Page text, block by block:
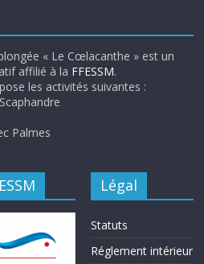
« Le Cœlacanthe » est un
affilié à la FFESSM.
les activités suivantes :
Palmes
Légal
Statuts
Réglement intérieur